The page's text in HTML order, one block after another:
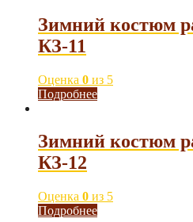
Зимний костюм
КЗ-11
Оценка 0 из 5
Подробнее
Зимний костюм
КЗ-12
Оценка 0 из 5
Подробнее